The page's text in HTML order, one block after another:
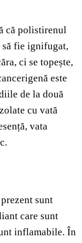
că polistirenul
fie ignifugat,
ci se topește,
este
de la două
cu vată
vata
sunt
care sunt
inflamabile. În